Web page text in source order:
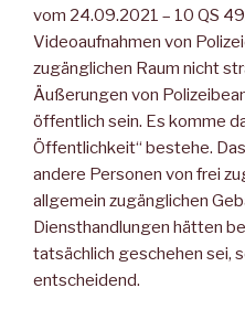
vom 24.09.2021 – 10 QS
Videoaufnahmen von
zugänglichen Raum nicht
Äußerungen von
öffentlich sein. Es komme
Öffentlichkeit“ bestehe.
andere Personen von frei
allgemein zugänglichen
Diensthandlungen hätten
tatsächlich geschehen sei,
entscheidend.